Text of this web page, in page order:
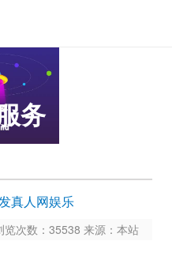
务
真人网娱乐
次数：35538 来源：本站